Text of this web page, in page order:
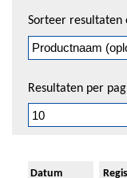
pagineren
Sorteer resultaten
Resultaten per
Datum